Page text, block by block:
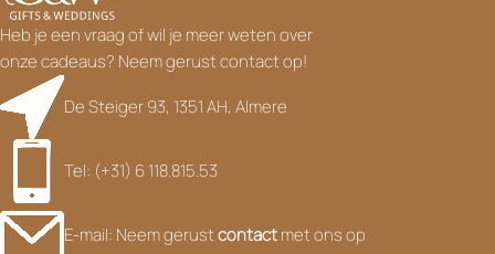
Heb je een vraag of wil je meer weten over
onze cadeaus? Neem gerust contact op!
De Steiger 93, 1351 AH, Almere
Tel: (+31) 6 118.815.53
E-mail: Neem gerustcontactmet ons op